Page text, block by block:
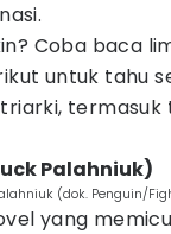
Coba baca
untuk tahu
termasuk
Palahniuk)
(dok. Penguin/
yang